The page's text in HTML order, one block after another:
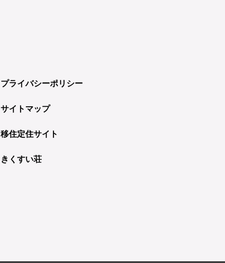
プライバシーポリシー
サイトマップ
移住定住サイト
きくすい荘